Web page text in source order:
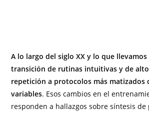
A lo largo del siglo XX y lo que
transición de rutinas intuitivas y de
repetición a protocolos más matizados
variables. Esos cambios en el
responden a hallazgos sobre síntesis de